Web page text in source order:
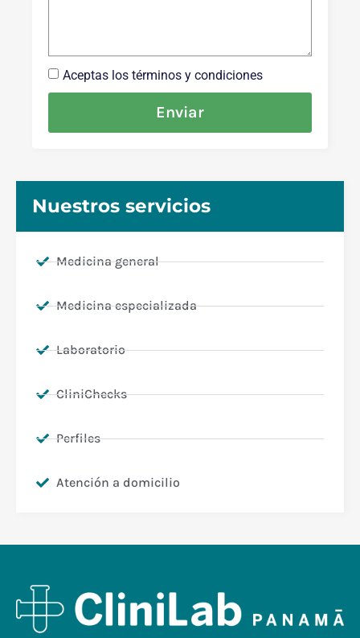
Aceptas los términos y condiciones
Enviar
Nuestros servicios
Medicina general
Medicina especializada
Laboratorio
CliniChecks
Perfiles
Atención a domicilio